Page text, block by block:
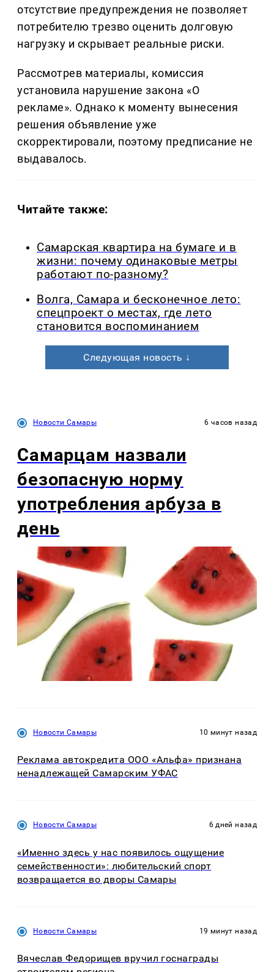
отсутствие предупреждения не позволяет
потребителю трезво оценить долговую
нагрузку и скрывает реальные риски.
Рассмотрев материалы, комиссия
установила нарушение закона «О
рекламе». Однако к моменту вынесения
решения объявление уже
скорректировали, поэтому предписание не
выдавалось.
Читайте также:
Самарская квартира на бумаге и в
жизни: почему одинаковые метры
работают по-разному?
Волга, Самара и бесконечное лето:
спецпроект о местах, где лето
становится воспоминанием
Следующая новость ↓
Новости Самары 6 часов назад
Самарцам назвали
безопасную норму
употребления арбуза в
день
Новости Самары 10 минут назад
Реклама автокредита ООО «Альфа» признана
ненадлежащей Самарским УФАС
Новости Самары 6 дней назад
«Именно здесь у нас появилось ощущение
семейственности»: любительский спорт
возвращается во дворы Самары
Новости Самары 19 минут назад
Вячеслав Федорищев вручил госнаграды